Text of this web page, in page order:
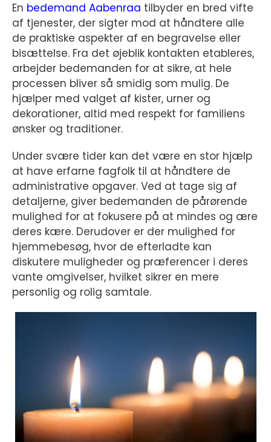
En bedemand Aabenraa tilbyder en bred vifte
af tjenester, der sigter mod at håndtere alle
de praktiske aspekter af en begravelse eller
bisættelse. Fra det øjeblik kontakten etableres,
arbejder bedemanden for at sikre, at hele
processen bliver så smidig som mulig. De
hjælper med valget af kister, urner og
dekorationer, altid med respekt for familiens
ønsker og traditioner.
Under svære tider kan det være en stor hjælp
at have erfarne fagfolk til at håndtere de
administrative opgaver. Ved at tage sig af
detaljerne, giver bedemanden de pårørende
mulighed for at fokusere på at mindes og ære
deres kære. Derudover er der mulighed for
hjemmebesøg, hvor de efterladte kan
diskutere muligheder og præferencer i deres
vante omgivelser, hvilket sikrer en mere
personlig og rolig samtale.